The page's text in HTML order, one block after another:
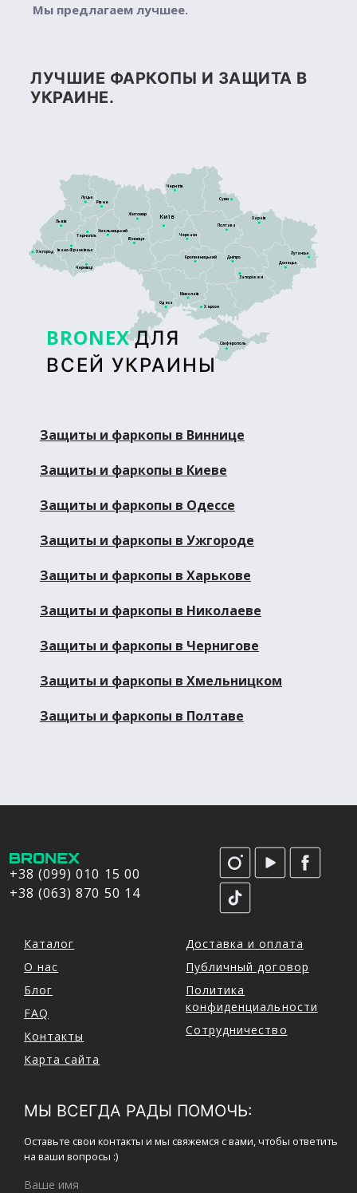
Мы предлагаем лучшее.
ЛУЧШИЕ ФАРКОПЫ И ЗАЩИТА В
УКРАИНЕ.
BRONEX ДЛЯ
ВСЕЙ УКРАИНЫ
Сімферополь
Луцьк
Київ
Житомир
Тернопіль
Рівне
Львів
Дніпро
Кропивницький
Харків
Полтава
Черкаси
Суми
Чернігів
Запоріжжя
Херсон
Донецьк
Луганськ
Ужгород
Чернівці
Вінниця
Хмельницький
Івано-Франківськ
Миколаїв
Одеса
Защиты и фаркопы в Виннице
Защиты и фаркопы в Киеве
Защиты и фаркопы в Одессе
Защиты и фаркопы в Ужгороде
Защиты и фаркопы в Харькове
Защиты и фаркопы в Николаеве
Защиты и фаркопы в Чернигове
Защиты и фаркопы в Хмельницком
Защиты и фаркопы в Полтаве
+38 (099) 010 15 00
+38 (063) 870 50 14
Каталог
О нас
Блог
FAQ
Контакты
Карта сайта
Доставка и оплата
Публичный договор
Политика
конфиденциальности
Сотрудничество
МЫ ВСЕГДА РАДЫ ПОМОЧЬ:
Оставьте свои контакты и мы свяжемся с вами, чтобы ответить
на ваши вопросы :)
Ваше имя